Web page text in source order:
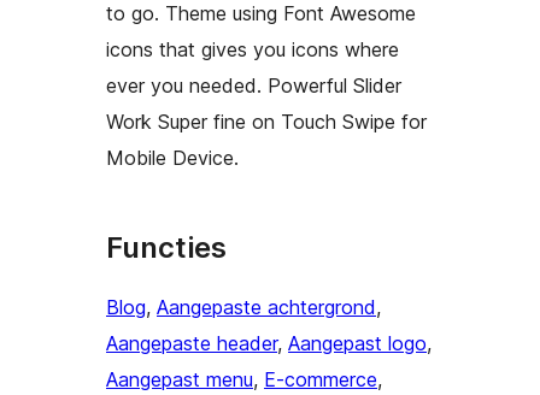
to go. Theme using Font Awesome
icons that gives you icons where
ever you needed. Powerful Slider
Work Super fine on Touch Swipe for
Mobile Device.
Functies
Blog, Aangepaste achtergrond
Aangepaste header, Aangepast logo
Aangepast menu, E-commerce